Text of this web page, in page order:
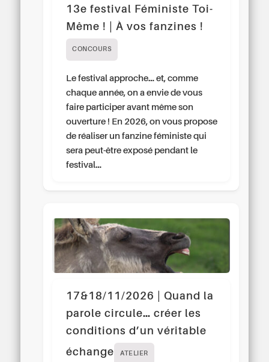
13e festival Féministe Toi-
Même ! | À vos fanzines !
CONCOURS
Le festival approche… et, comme
chaque année, on a envie de vous
faire participer avant même son
ouverture ! En 2026, on vous propose
de réaliser un fanzine féministe qui
sera peut-être exposé pendant le
festival…
17&18/11/2026 | Quand la
parole circule… créer les
conditions d’un véritable
échange
ATELIER